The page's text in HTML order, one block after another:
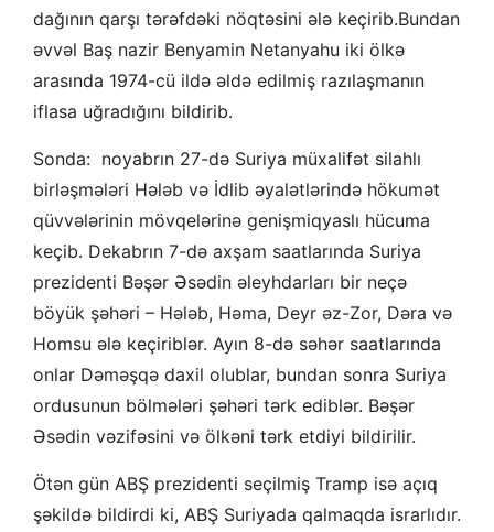
dağının qarşı tərəfdəki nöqtəsini ələ keçirib.Bundan
əvvəl Baş nazir Benyamin Netanyahu iki ölkə
arasında 1974-cü ildə əldə edilmiş razılaşmanın
iflasa uğradığını bildirib.
Sonda: noyabrın 27-də Suriya müxalifət silahlı
birləşmələri Hələb və İdlib əyalətlərində hökumət
qüvvələrinin mövqelərinə genişmiqyaslı hücuma
keçib. Dekabrın 7-də axşam saatlarında Suriya
prezidenti Bəşər Əsədin əleyhdarları bir neçə
böyük şəhəri – Hələb, Həma, Deyr əz-Zor, Dəra və
Homsu ələ keçiriblər. Ayın 8-də səhər saatlarında
onlar Dəməşqə daxil olublar, bundan sonra Suriya
ordusunun bölmələri şəhəri tərk ediblər. Bəşər
Əsədin vəzifəsini və ölkəni tərk etdiyi bildirilir.
Ötən gün ABŞ prezidenti seçilmiş Tramp isə açıq
şəkildə bildirdi ki, ABŞ Suriyada qalmaqda israrlıdır.